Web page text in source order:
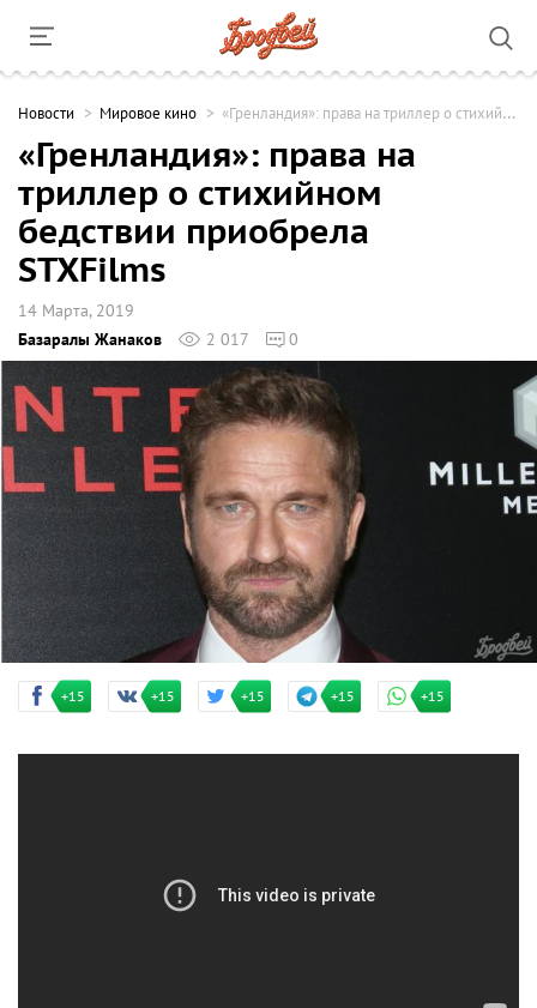
Новости Мировое кино «Гренландия»: права на триллер о стихийном бедствии приобрела STXFilms
«Гренландия»: права на
триллер о стихийном
бедствии приобрела
STXFilms
14 Марта, 2019
Базаралы Жанаков
2 017 0
+15 +15 +15 +15 +15